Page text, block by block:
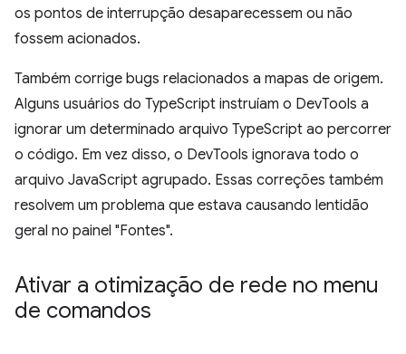
os pontos de interrupção desaparecessem ou não
fossem acionados.
Também corrige bugs relacionados a mapas de origem.
Alguns usuários do TypeScript instruíam o DevTools a
ignorar um determinado arquivo TypeScript ao percorrer
o código. Em vez disso, o DevTools ignorava todo o
arquivo JavaScript agrupado. Essas correções também
resolvem um problema que estava causando lentidão
geral no painel "Fontes".
Ativar a otimização de rede no menu
de comandos